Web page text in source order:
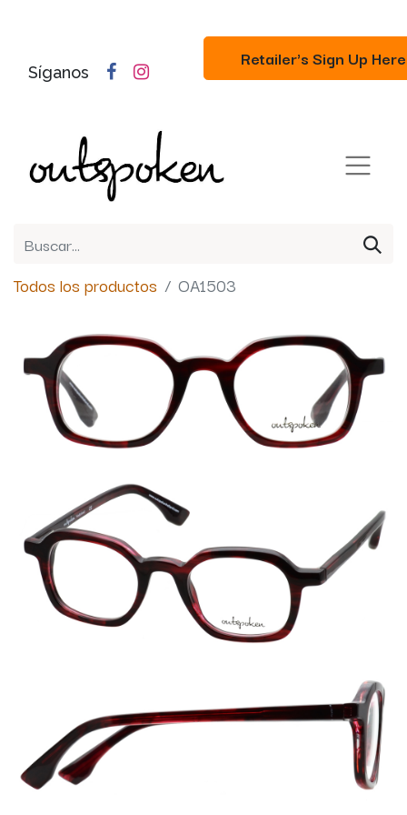
Síganos
Retailer's Sign Up Here
Todos los productos OA1503